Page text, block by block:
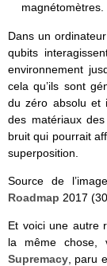
magnétomètres.
Dans un
qubits
environnement
cela qu’ils sont
du zéro absolu et
des matériaux
bruit qui pourrait
superposition.
Source de
Roadmap 2017
Et voici une autre
la même
Supremacy , paru